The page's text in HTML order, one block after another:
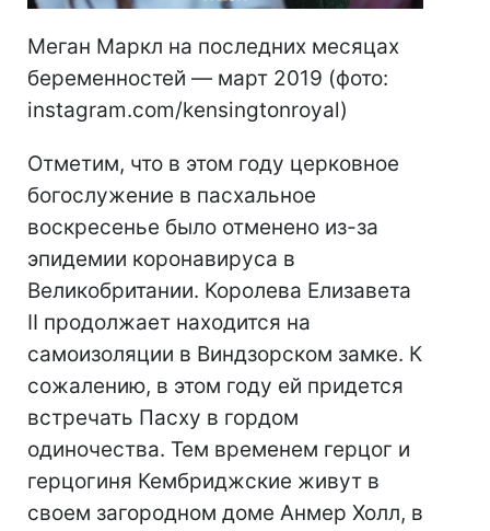
Меган Маркл на последних месяцах
беременностей — март 2019 (фото:
instagram.com/kensingtonroyal)
Отметим, что в этом году церковное
богослужение в пасхальное
воскресенье было отменено из-за
эпидемии коронавируса в
Великобритании. Королева Елизавета
II продолжает находится на
самоизоляции в Виндзорском замке. К
сожалению, в этом году ей придется
встречать Пасху в гордом
одиночества. Тем временем герцог и
герцогиня Кембриджские живут в
своем загородном доме Анмер Холл, в